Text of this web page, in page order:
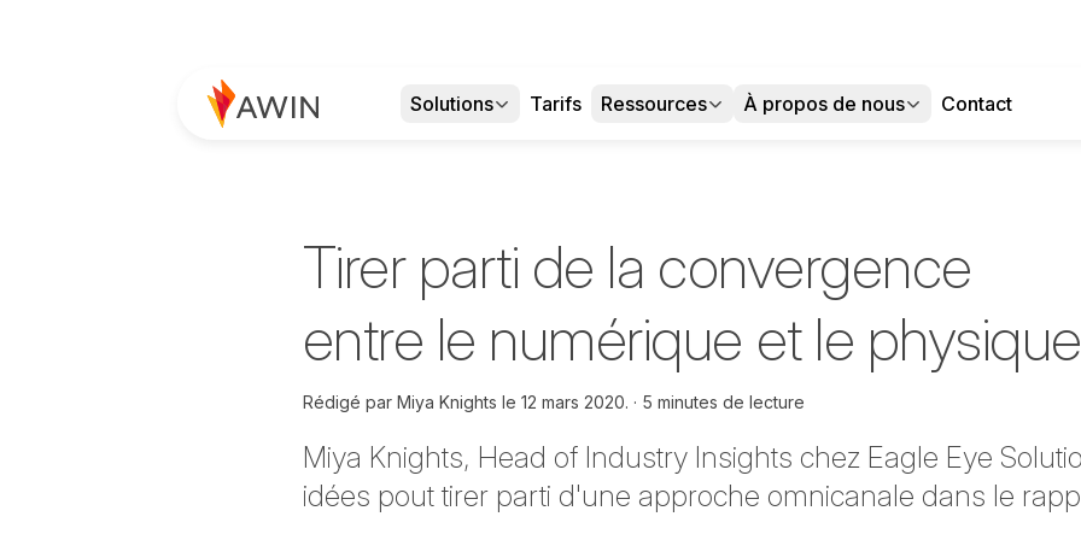
Solutions Tarifs Ressources À propos de nous Contact
Tirer parti de la convergence
entre le numérique et le physique
Rédigé par Miya Knights le 12 mars 2020. 5 minutes de lecture
Miya Knights, Head of Industry Insights chez Eagle Eye
idées pout tirer parti d'une approche omnicanale dans le